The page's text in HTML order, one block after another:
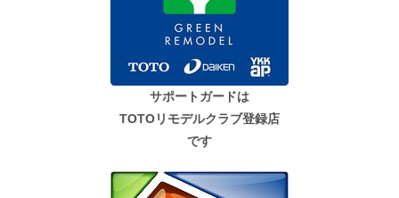
サポートガードは
TOTOリモデルクラブ登録店
です